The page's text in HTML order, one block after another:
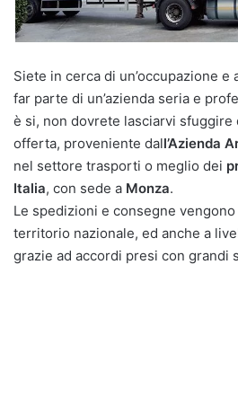
Siete in cerca di un’occupazione
far parte di un’azienda seria e
è si, non dovrete lasciarvi sfuggire
offerta, proveniente dall’Azienda
nel settore trasporti o meglio dei
Italia, con sede a Monza.
Le spedizioni e consegne
territorio nazionale, ed anche a
grazie ad accordi presi con grandi